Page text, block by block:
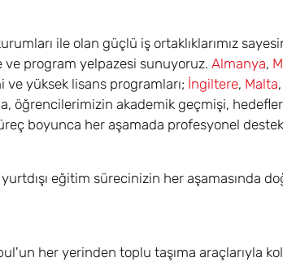
ile olan güçlü iş ortaklıklarımız
program yelpazesi sunuyoruz. Almanya,
ve yüksek lisans programları; İngiltere, Malta,
öğrencilerimizin akademik geçmişi,
boyunca her aşamada profesyonel
eğitim sürecinizin her aşamasında
her yerinden toplu taşıma araçlarıyla